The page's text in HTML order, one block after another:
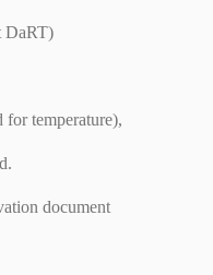
DaRT)
temperature),
document